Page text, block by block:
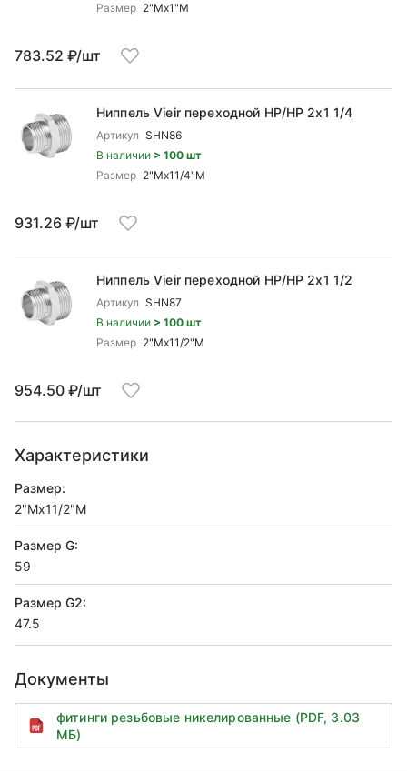
Размер 2"Mx1"М
783.52 ₽/шт
Ниппель Vieir переходной НР/НР 2x1 1/4
Артикул SHN86
В наличии > 100 шт
Размер 2"Mx11/4"M
931.26 ₽/шт
Ниппель Vieir переходной НР/НР 2x1 1/2
Артикул SHN87
В наличии > 100 шт
Размер 2"Mx11/2"M
954.50 ₽/шт
Характеристики
Размер:
2"Mx11/2"M
Размер G:
59
Размер G2:
47.5
Документы
фитинги резьбовые никелированные (PDF, 3.03
МБ)